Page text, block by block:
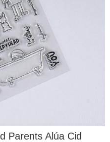
Parents Alúa Cid